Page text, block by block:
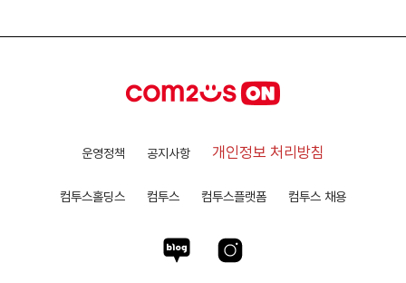
운영정책 공지사항 개인정보 처리방침
컴투스홀딩스 컴투스 컴투스플랫폼 컴투스 채용